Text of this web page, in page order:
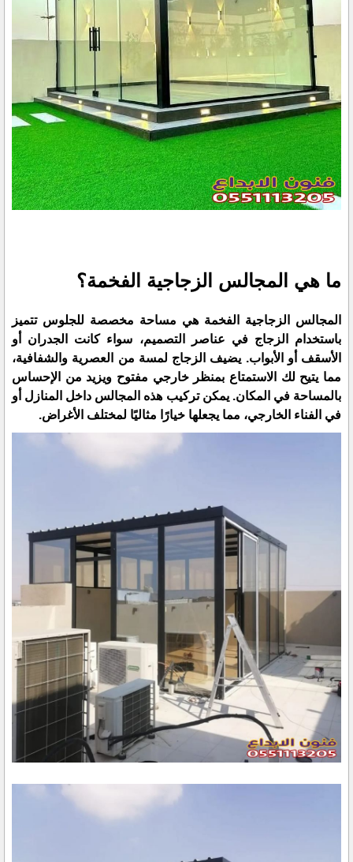
ما هي المجالس الزجاجية الفخمة؟
المجالس الزجاجية الفخمة هي مساحة مخصصة للجلوس تتميز
باستخدام الزجاج في عناصر التصميم، سواء كانت الجدران أو
الأسقف أو الأبواب. يضيف الزجاج لمسة من العصرية والشفافية،
مما يتيح لك الاستمتاع بمنظر خارجي مفتوح ويزيد من الإحساس
بالمساحة في المكان. يمكن تركيب هذه المجالس داخل المنازل أو
في الفناء الخارجي، مما يجعلها خيارًا مثاليًا لمختلف الأغراض.